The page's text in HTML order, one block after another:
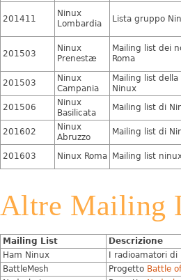
201411
Ninux
Lombardia
Lista gruppo
201503
Ninux
Prenestæ
Mailing list dei
Roma
201503
Ninux
Campania
Mailing list
Ninux
201506
Ninux
Basilicata
Mailing list di
201602
Ninux
Abruzzo
Mailing list di
201603 Ninux Roma Mailing list
Altre Mailing
Mailing List
Descrizione
Ham Ninux
I radioamatori di
BattleMesh
Progetto Battle